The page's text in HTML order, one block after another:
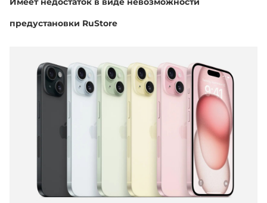
предустановки RuStore